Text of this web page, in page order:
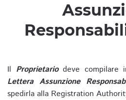
Il Proprietariodeve compilare
Lettera Assunzione
spedirla alla Registration